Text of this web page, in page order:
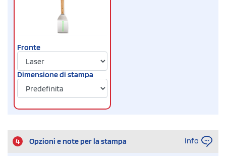
Fronte
Dimensione di stampa
4 Opzioni e note per la stampa Info